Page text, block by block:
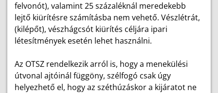
felvonót), valamint 25 százaléknál meredekebb
lejtő kiürítésre számításba nem vehető. Vészlétrát,
(kilépőt), vészhágcsót kiürítés céljára ipari
létesítmények esetén lehet használni.
Az OTSZ rendelkezik arról is, hogy a menekülési
útvonal ajtóinál függöny, szélfogó csak úgy
helyezhető el, hogy az széthúzáskor a kijáratot ne